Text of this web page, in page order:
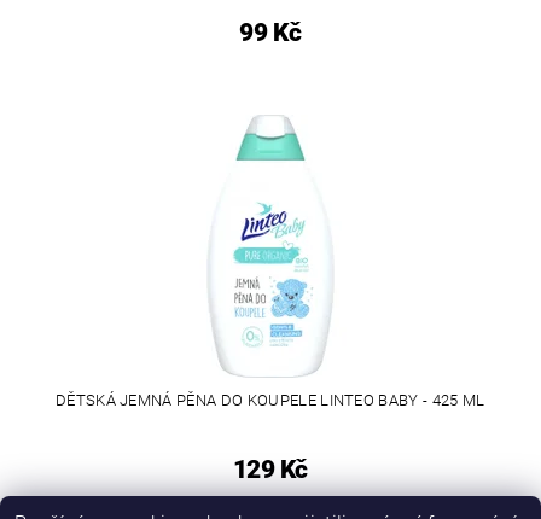
99 Kč
DĚTSKÁ JEMNÁ PĚNA DO KOUPELE LINTEO BABY - 425 ML
129 Kč